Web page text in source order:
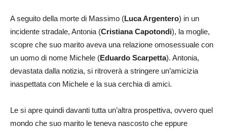
A seguito della morte di Massimo (Luca Argentero) in un
incidente stradale, Antonia (Cristiana Capotondi), la moglie,
scopre che suo marito aveva una relazione omosessuale con
un uomo di nome Michele (Eduardo Scarpetta). Antonia,
devastata dalla notizia, si ritroverà a stringere un’amicizia
inaspettata con Michele e la sua cerchia di amici.
Le si apre quindi davanti tutta un’altra prospettiva, ovvero quel
mondo che suo marito le teneva nascosto che eppure